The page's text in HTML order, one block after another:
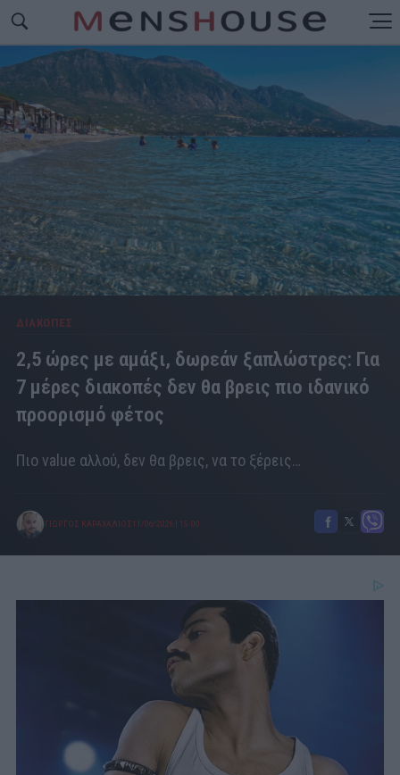
ΔΙΑΚΟΠΕΣ
2,5 ώρες με αμάξι, δωρεάν ξαπλώστρες: Για
7 μέρες διακοπές δεν θα βρεις πιο ιδανικό
προορισμό φέτος
Πιο value αλλού, δεν θα βρεις, να το ξέρεις…
ΓΙΩΡΓΟΣ ΚΑΡΑΧΑΛΙΟΣ 11/06/2026 15:00